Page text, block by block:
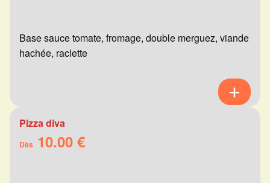
Base sauce tomate, fromage, double merguez, viande
hachée, raclette
Pizza diva
Dès 10.00 €